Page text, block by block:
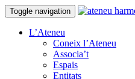
Toggle navigation
L’Ateneu
Coneix l’Ateneu
Associa’t
Espais
Entitats